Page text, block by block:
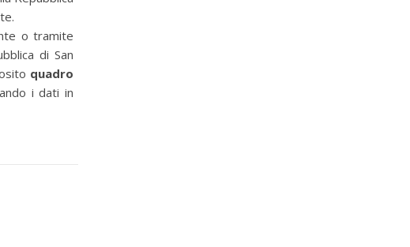
o tramite
di San
quadro
i dati in